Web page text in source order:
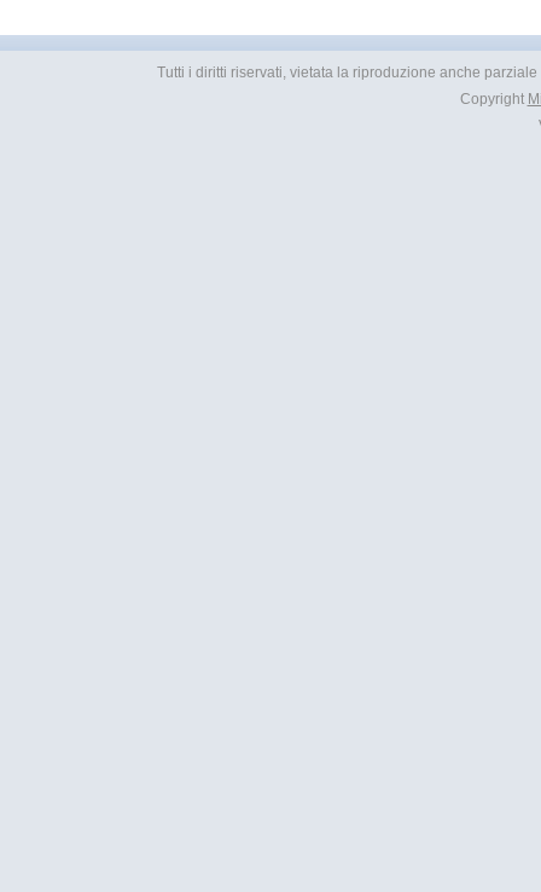
Tutti i diritti riservati, vietata la riproduzione anche
Copyright